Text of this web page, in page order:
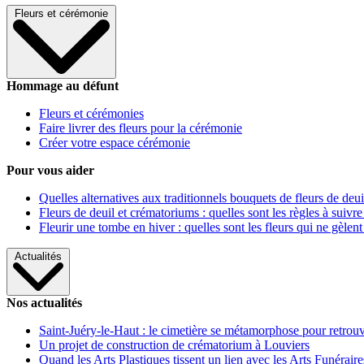
Fleurs et cérémonie
Hommage au défunt
Fleurs et cérémonies
Faire livrer des fleurs pour la cérémonie
Créer votre espace cérémonie
Pour vous aider
Quelles alternatives aux traditionnels bouquets de fleurs de
Fleurs de deuil et crématoriums : quelles sont les règles à
Fleurir une tombe en hiver : quelles sont les fleurs qui ne gèlent
Actualités
Nos actualités
Saint-Juéry-le-Haut : le cimetière se métamorphose pour
Un projet de construction de crématorium à Louviers
Quand les Arts Plastiques tissent un lien avec les Arts